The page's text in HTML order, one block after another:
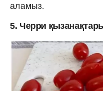
аламыз.
5. Черри